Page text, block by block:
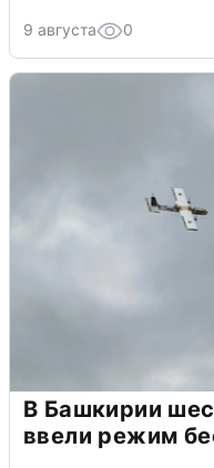
9 августа 0
В Башкирии
ввели режим